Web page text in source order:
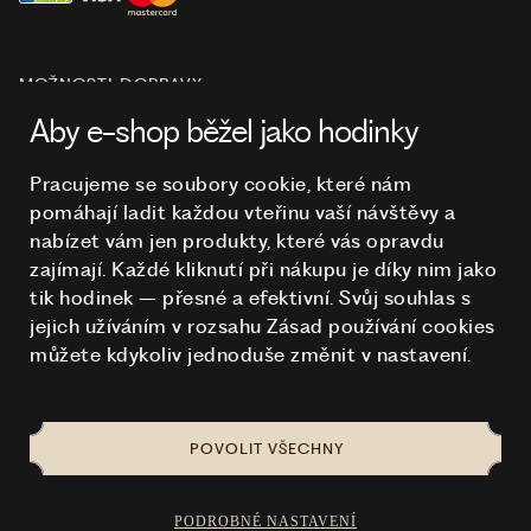
O NÁKUPU
HODINKY
MOŽNOSTI DOPRAVY
NA TOMTO WEBU STRAŠÍ
Aby e-shop běžel jako hodinky
Pracujeme se soubory cookie, které nám
pomáhají ladit každou vteřinu vaší návštěvy a
nabízet vám jen produkty, které vás opravdu
zajímají. Každé kliknutí při nákupu je díky nim jako
tik hodinek – přesné a efektivní. Svůj souhlas s
jejich užíváním v rozsahu Zásad používání cookies
můžete kdykoliv jednoduše změnit v nastavení.
POVOLIT VŠECHNY
PODROBNÉ NASTAVENÍ